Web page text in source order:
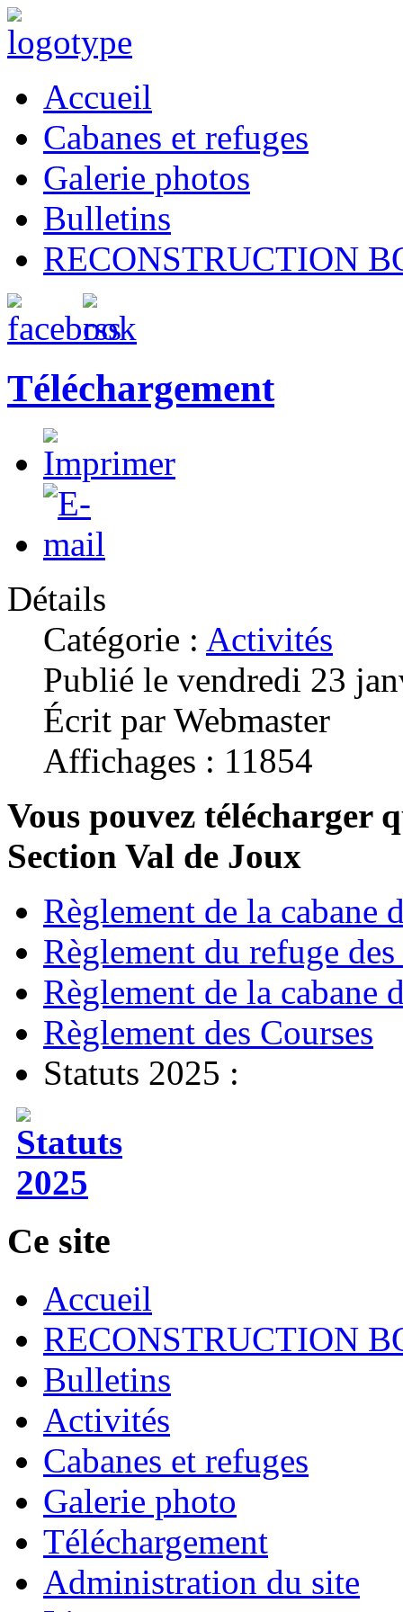
Accueil
Cabanes et refuges
Galerie photos
Bulletins
RECONSTRUCTION
Téléchargement
Détails
Catégorie : Activités
Publié le vendredi 23
Écrit par Webmaster
Affichages : 11854
Vous pouvez télécharger
Section Val de Joux
Règlement de la cabane
Règlement du refuge
Règlement de la cabane
Règlement des Courses
Statuts 2025 :
Ce site
Accueil
RECONSTRUCTION
Bulletins
Activités
Cabanes et refuges
Galerie photo
Téléchargement
Administration du site